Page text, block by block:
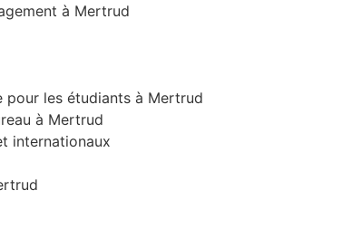
à Mertrud
pour les étudiants à Mertrud
à Mertrud
internationaux